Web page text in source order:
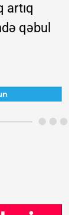
artıq
qəbul